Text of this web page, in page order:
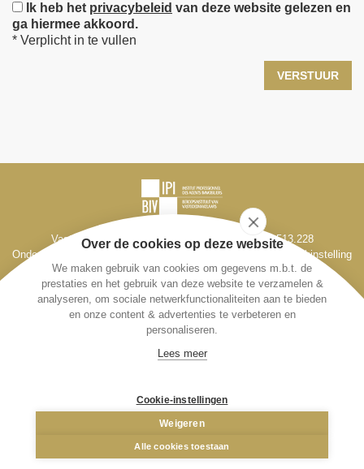
Ik heb het privacybeleid van deze website gelezen en
ga hiermee akkoord.
* Verplicht in te vullen
Vastgoedmakelaar-bemiddelaar BIV België BIV 513.228
Ondernemingsnr. BE 0795 330 714, Derdenrekening bij de bankinstelling
Fintro, IBAN BE98 1431 1666 1193
Toezichthoudende autoriteit: Beroepsinstituut van Vastgoedmakelaars -
Luxemburgstraat 16/B 1000 Brussel
info@immomargaux.be
+32 479 61 53 82
Developed by Zabun-
Over de cookies op deze website
We maken gebruik van cookies om gegevens m.b.t. de
prestaties en het gebruik van deze website te verzamelen &
analyseren, om sociale netwerkfunctionaliteiten aan te bieden
en onze content & advertenties te verbeteren en
personaliseren.
Lees meer
Cookie-instellingen
Weigeren
Alle cookies toestaan